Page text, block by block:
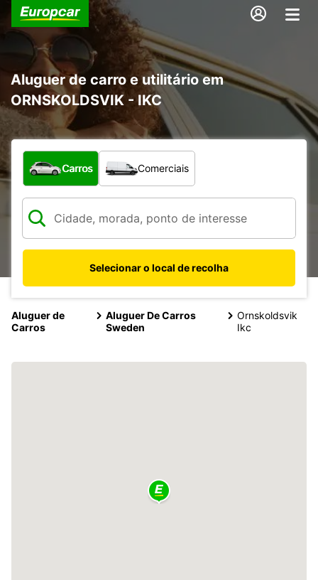
Aluguer de carro e utilitário em
ORNSKOLDSVIK - IKC
Que tipo de veículo pretende?
Carros Comerciais
Selecionar o local de recolha
Aluguer de
Carros
Aluguer De Carros
Sweden
Ornskoldsvik
Ikc